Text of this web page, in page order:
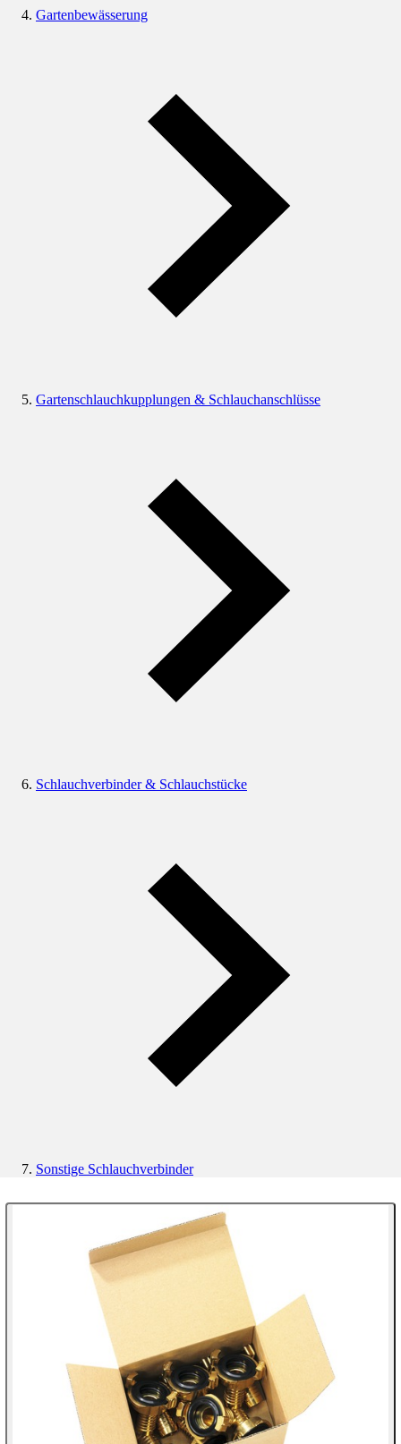
Gartenbewässerung
Gartenschlauchkupplungen & Schlauchanschlüsse
Schlauchverbinder & Schlauchstücke
Sonstige Schlauchverbinder